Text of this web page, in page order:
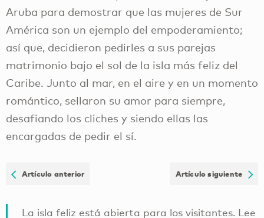
Aruba para demostrar que las mujeres de Sur
América son un ejemplo del empoderamiento;
así que, decidieron pedirles a sus parejas
matrimonio bajo el sol de la isla más feliz del
Caribe. Junto al mar, en el aire y en un momento
romántico, sellaron su amor para siempre,
desafiando los cliches y siendo ellas las
encargadas de pedir el sí.
Artículo anterior Artículo siguiente
La isla feliz está abierta para los visitantes. Lee